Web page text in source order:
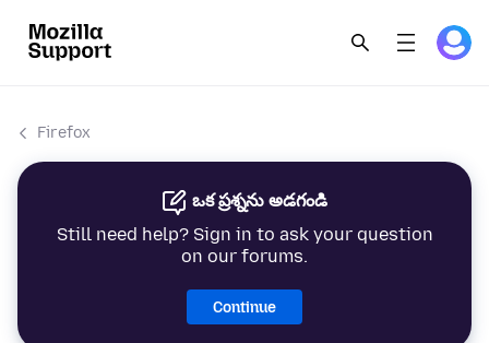
Firefox
ఒక ప్రశ్నను అడగండి
Still need help? Sign in to ask your question
on our forums.
Continue